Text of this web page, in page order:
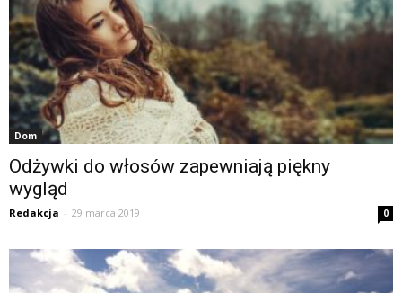
Dom
Odżywki do włosów zapewniają piękny
wygląd
Redakcja - 29 marca 2019 0